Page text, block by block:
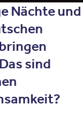
Nächte und
sind